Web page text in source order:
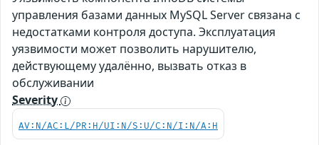
управления базами данных MySQL Server связана с
недостатками контроля доступа. Эксплуатация
уязвимости может позволить нарушителю,
действующему удалённо, вызвать отказ в
обслуживании
Severity
AV:N/AC:L/PR:H/UI:N/S:U/C:N/I:N/A:H